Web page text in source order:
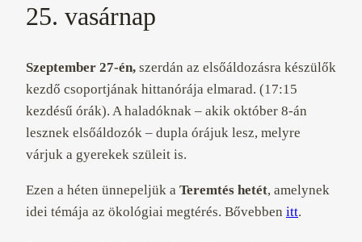
25. vasárnap
Szeptember 27-én, szerdán az elsőáldozásra készülők
kezdő csoportjának hittanórája elmarad. (17:15
kezdésű órák). A haladóknak – akik október 8-án
lesznek elsőáldozók – dupla órájuk lesz, melyre
várjuk a gyerekek szüleit is.
Ezen a héten ünnepeljük a Teremtés hetét, amelynek
idei témája az ökológiai megtérés. Bővebben itt.